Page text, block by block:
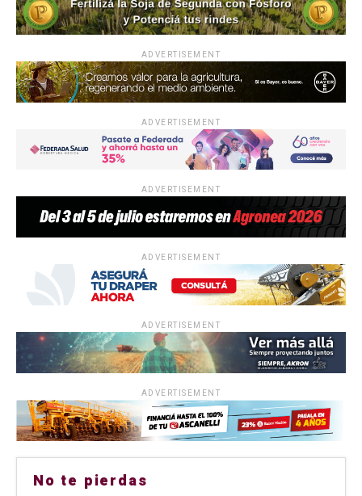
ADVERTISEMENT
ADVERTISEMENT
ADVERTISEMENT
ADVERTISEMENT
ADVERTISEMENT
ADVERTISEMENT
No te pierdas